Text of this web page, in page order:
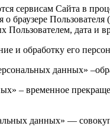
сервисам Сайта в
браузере
Пользователем, дата и
и обработку его
данных»
– временное
данных» —